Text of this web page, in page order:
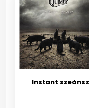
Instant szeánsz